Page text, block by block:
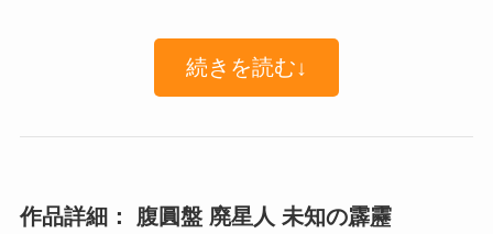
続きを読む↓
作品詳細： 腹圓盤 廃星人 未知の霹靂